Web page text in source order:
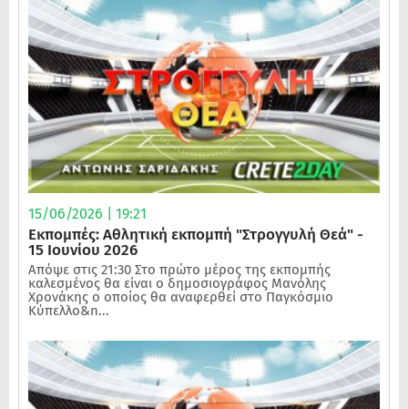
15/06/2026 | 19:21
Εκπομπές: Αθλητική εκπομπή "Στρογγυλή Θεά" -
15 Ιουνίου 2026
Απόψε στις 21:30 Στο πρώτο μέρος της εκπομπής
καλεσμένος θα είναι ο δημοσιογράφος Μανόλης
Χρονάκης ο οποίος θα αναφερθεί στο Παγκόσμιο
Κύπελλο&n...